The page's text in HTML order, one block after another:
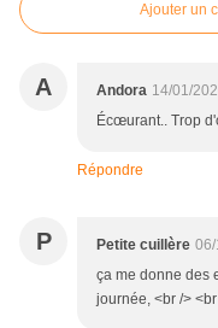
Ajouter un
A Andora 14/01/
Écœurant.. Trop
Répondre
P Petite cuillère
ça me donne des
journée, <br />